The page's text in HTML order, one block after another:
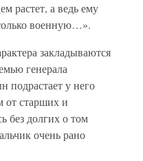
растет, а ведь ему
военную…».
закладываются
генерала
подрастает у него
от старших и
без долгих о том
очень рано